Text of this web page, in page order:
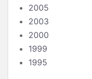
2005
2003
2000
1999
1995